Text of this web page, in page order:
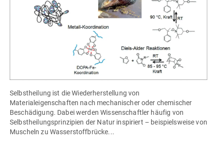
Selbstheilung ist die Wiederherstellung von
Materialeigenschaften nach mechanischer oder chemischer
Beschädigung. Dabei werden Wissenschaftler häufig von
Selbstheilungsprinzipien der Natur inspiriert – beispielsweise von
Muscheln zu Wasserstoffbrücke...